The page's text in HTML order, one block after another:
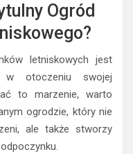
Ogród
letniskowych jest
w otoczeniu swojej
to marzenie, warto
ogrodzie, który nie
ale także stworzy